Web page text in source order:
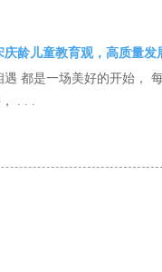
龄儿童教育观，高质量发
都是一场美好的开始，
. . .